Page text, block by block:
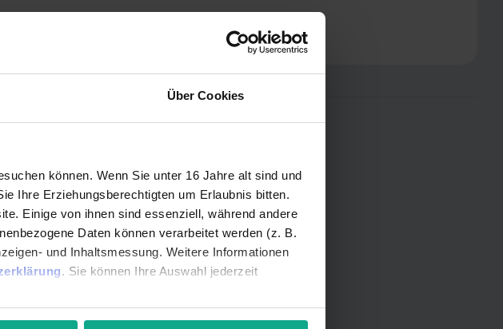
Über Cookies
können. Wenn Sie unter 16 Jahre alt sind und
Ihre Erziehungsberechtigten um Erlaubnis bitten.
Einige von ihnen sind essenziell, während andere
Daten können verarbeitet werden (z. B.
und Inhaltsmessung. Weitere Informationen
. Sie können Ihre Auswahl jederzeit
in deiner Region: